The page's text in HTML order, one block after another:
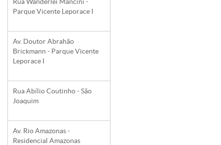
Parque Vicente Leporace I
Av. Doutor Abrahão
Brickmann - Parque Vicente
Leporace I
Rua Abílio Coutinho - São
Joaquim
Av. Rio Amazonas -
Residencial Amazonas